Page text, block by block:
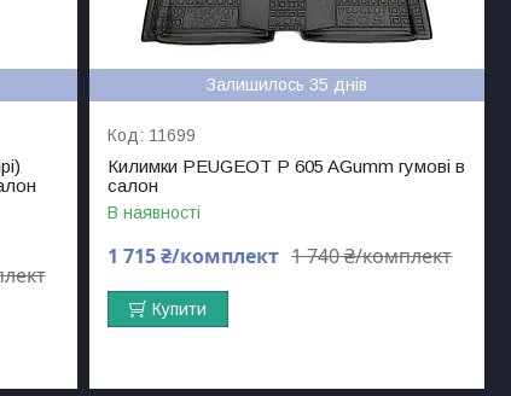
Залишилось 35 днів
11699
Килимки PEUGEOT P 605 AGumm гумові в
салон
В наявності
1 740 ₴/комплект
1 715 ₴/комплект
Купити